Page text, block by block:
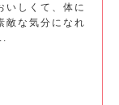
いしくて、体に
敵な気分になれ